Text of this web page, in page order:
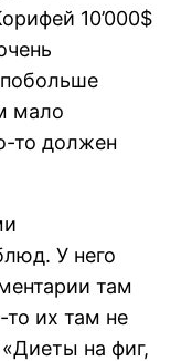
10’000$
мало
то должен
У него
там
то их там не
на фиг,